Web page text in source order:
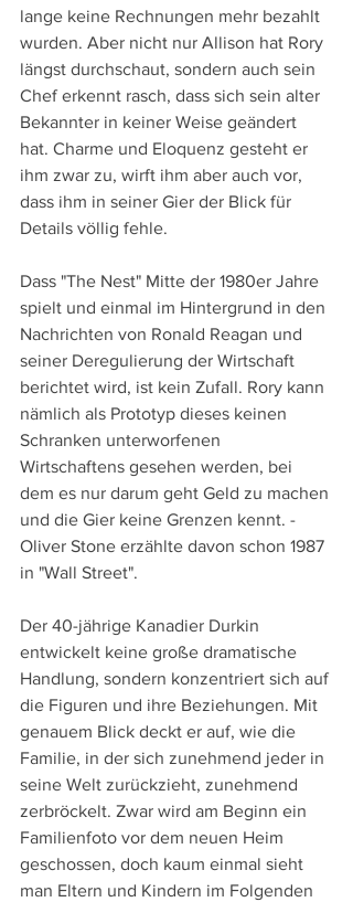
lange keine Rechnungen mehr bezahlt
wurden. Aber nicht nur Allison hat Rory
längst durchschaut, sondern auch sein
Chef erkennt rasch, dass sich sein alter
Bekannter in keiner Weise geändert
hat. Charme und Eloquenz gesteht er
ihm zwar zu, wirft ihm aber auch vor,
dass ihm in seiner Gier der Blick für
Details völlig fehle.
Dass "The Nest" Mitte der 1980er Jahre
spielt und einmal im Hintergrund in den
Nachrichten von Ronald Reagan und
seiner Deregulierung der Wirtschaft
berichtet wird, ist kein Zufall. Rory kann
nämlich als Prototyp dieses keinen
Schranken unterworfenen
Wirtschaftens gesehen werden, bei
dem es nur darum geht Geld zu machen
und die Gier keine Grenzen kennt. -
Oliver Stone erzählte davon schon 1987
in "Wall Street".
Der 40-jährige Kanadier Durkin
entwickelt keine große dramatische
Handlung, sondern konzentriert sich auf
die Figuren und ihre Beziehungen. Mit
genauem Blick deckt er auf, wie die
Familie, in der sich zunehmend jeder in
seine Welt zurückzieht, zunehmend
zerbröckelt. Zwar wird am Beginn ein
Familienfoto vor dem neuen Heim
geschossen, doch kaum einmal sieht
man Eltern und Kindern im Folgenden